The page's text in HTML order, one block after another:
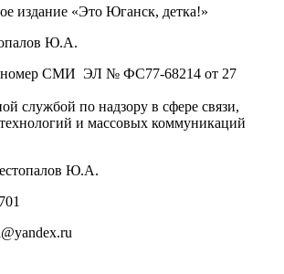
издание «Это Юганск, детка!»
Ю.А.
номер СМИ ЭЛ № ФС77-68214 от 27
службой по надзору в сфере связи,
и массовых коммуникаций
Ю.А.